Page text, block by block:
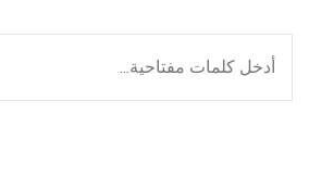
البحث
عن: